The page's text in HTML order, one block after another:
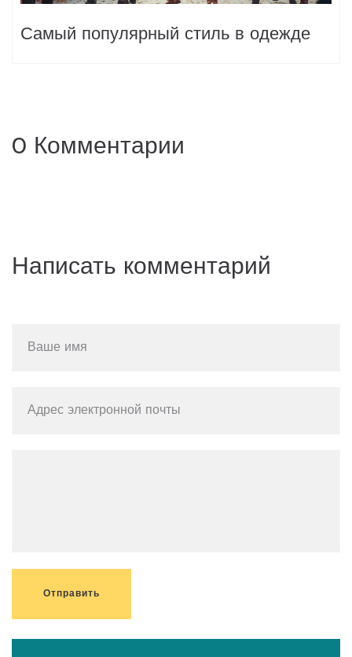
Самый популярный стиль в одежде
0 Комментарии
Написать комментарий
Отправить